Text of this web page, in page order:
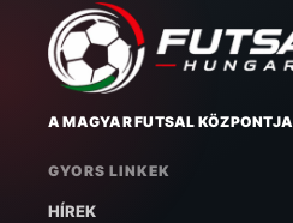
A MAGYAR FUTSAL KÖZPONTJA
GYORS LINKEK
HÍREK